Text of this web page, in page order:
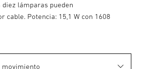
diez lámparas pueden
cable. Potencia: 15,1 W con 1608